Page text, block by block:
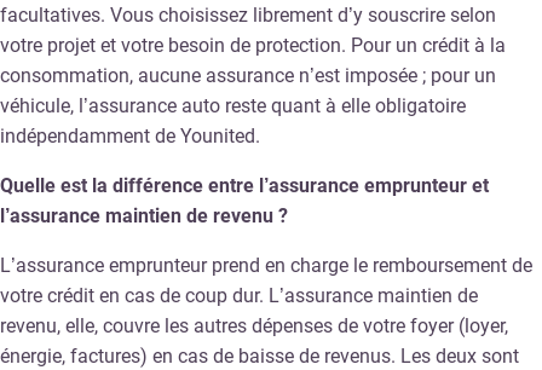
facultatives. Vous choisissez librement d’y souscrire selon
votre projet et votre besoin de protection. Pour un crédit à la
consommation, aucune assurance n’est imposée ; pour un
véhicule, l’assurance auto reste quant à elle obligatoire
indépendamment de Younited.
Quelle est la différence entre l’assurance emprunteur et
l’assurance maintien de revenu ?
L’assurance emprunteur prend en charge le remboursement de
votre crédit en cas de coup dur. L’assurance maintien de
revenu, elle, couvre les autres dépenses de votre foyer (loyer,
énergie, factures) en cas de baisse de revenus. Les deux sont